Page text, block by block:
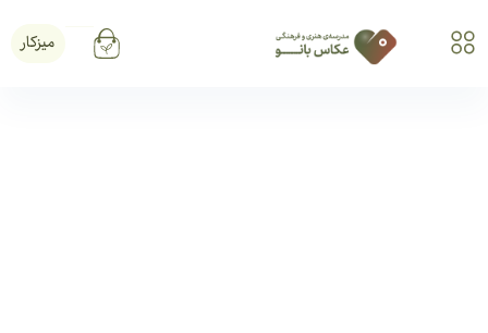
میزکار